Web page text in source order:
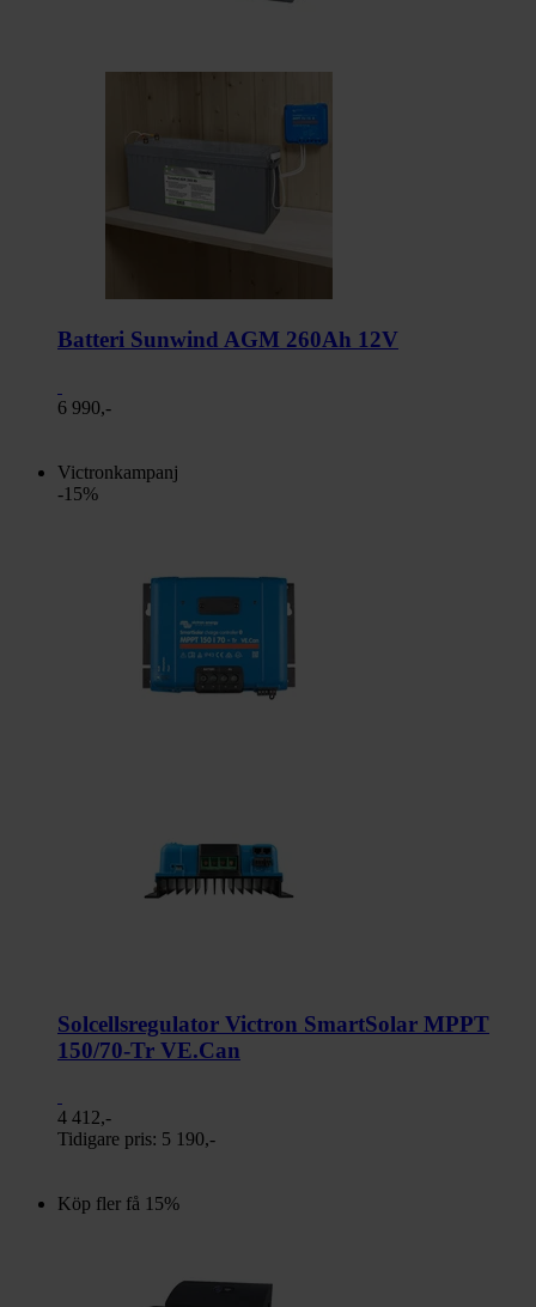
Batteri Sunwind AGM 260Ah 12V
6 990,-
Victronkampanj
-15%
Solcellsregulator Victron SmartSolar MPPT
150/70-Tr VE.Can
4 412,-
Tidigare pris: 5 190,-
Köp fler få 15%